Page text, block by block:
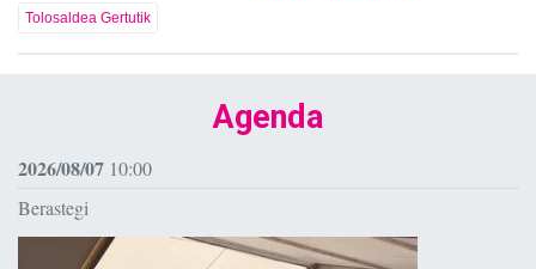
Tolosaldea Gertutik
Agenda
2026/08/07 10:00
Berastegi